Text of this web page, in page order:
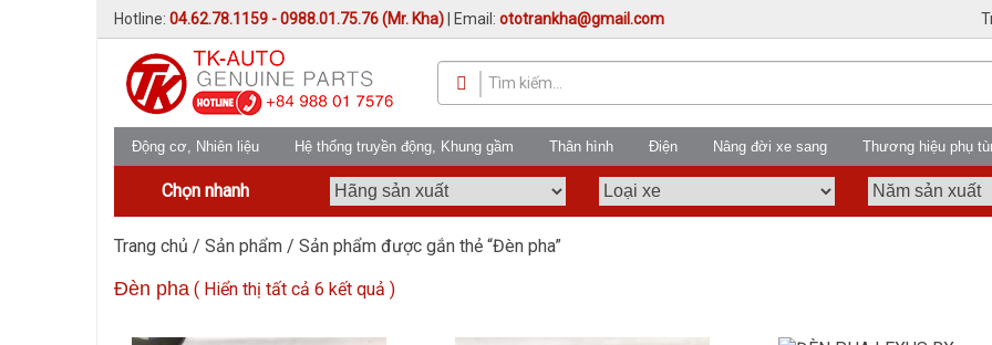
Hotline: 04.62.78.1159 - 0988.01.75.76 (Mr. Kha) | Email: ototrankha@gmail.com
Động cơ, Nhiên liệu Hệ thống truyền động, Khung gầm Thân hình Điện Nâng đời xe sang Thương hiệu phụ
Chọn nhanh
Trang chủ / Sản phẩm / Sản phẩm được gắn thẻ “Đèn pha”
Đèn pha ( Hiển thị tất cả 6 kết quả )